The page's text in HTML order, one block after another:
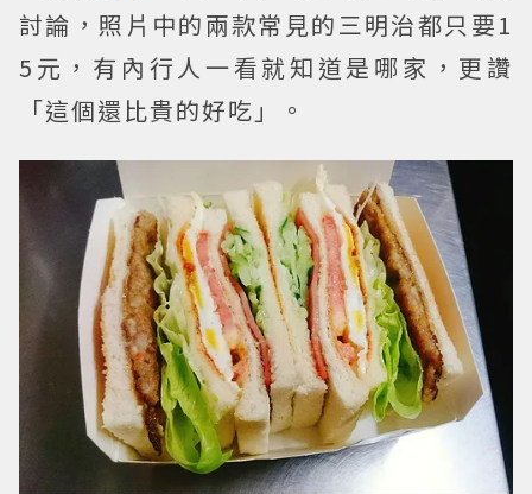
討論，照片中的兩款常見的三明治都只要1
5元，有內行人一看就知道是哪家，更讚
「這個還比貴的好吃」。